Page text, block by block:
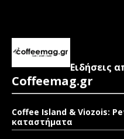
Ειδήσεις
Coffeemag.gr
Coffee Island & Viozois:
καταστήματα